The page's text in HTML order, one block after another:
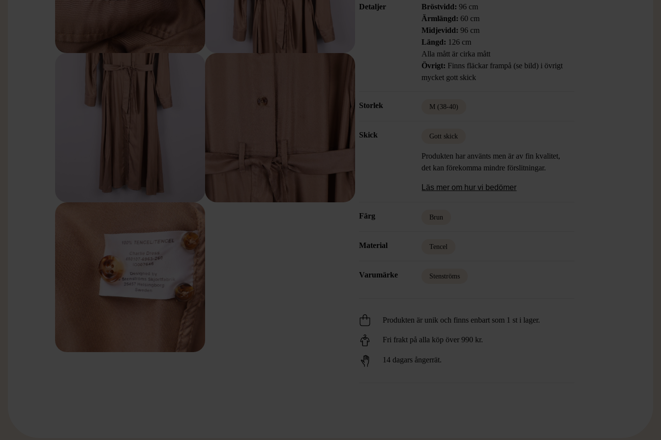
Detaljer Bröstvidd: 96 cm
Ärmlängd: 60 cm
Midjevidd: 96 cm
Längd: 126 cm
Alla mått är cirka mått
Övrigt: Finns fläckar frampå (se bild) i övrigt
mycket gott skick
Storlek M (38-40)
Skick Gott skick
Produkten har använts men är av fin kvalitet,
det kan förekomma mindre förslitningar.
Läs mer om hur vi bedömer
Färg Brun
Material Tencel
Varumärke Stenströms
Produkten är unik och finns enbart som 1 st i lager.
Fri frakt på alla köp över 990 kr.
14 dagars ångerrät.